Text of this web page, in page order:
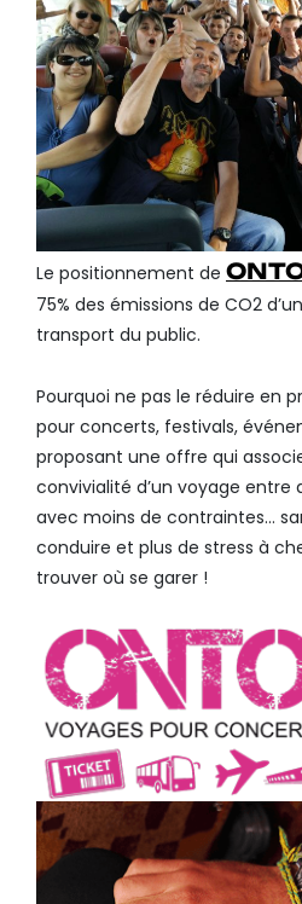
Le positionnement de
75% des émissions de CO2
transport du public.
Pourquoi ne pas le réduire en
pour concerts, festivals,
proposant une offre qui
convivialité d’un voyage entre
avec moins de contraintes…
conduire et plus de stress à
trouver où se garer !